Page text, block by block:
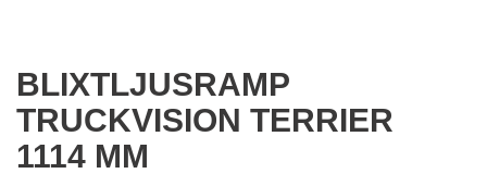
BLIXTLJUSRAMP
TRUCKVISION TERRIER
1114 MM